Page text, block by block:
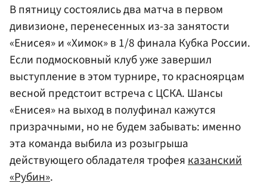
В пятницу состоялись два матча в первом
дивизионе, перенесенных из-за занятости
«Енисея» и «Химок» в 1/8 финала Кубка России.
Если подмосковный клуб уже завершил
выступление в этом турнире, то красноярцам
весной предстоит встреча с ЦСКА. Шансы
«Енисея» на выход в полуфинал кажутся
призрачными, но не будем забывать: именно
эта команда выбила из розыгрыша
действующего обладателя трофея казанский
«Рубин».